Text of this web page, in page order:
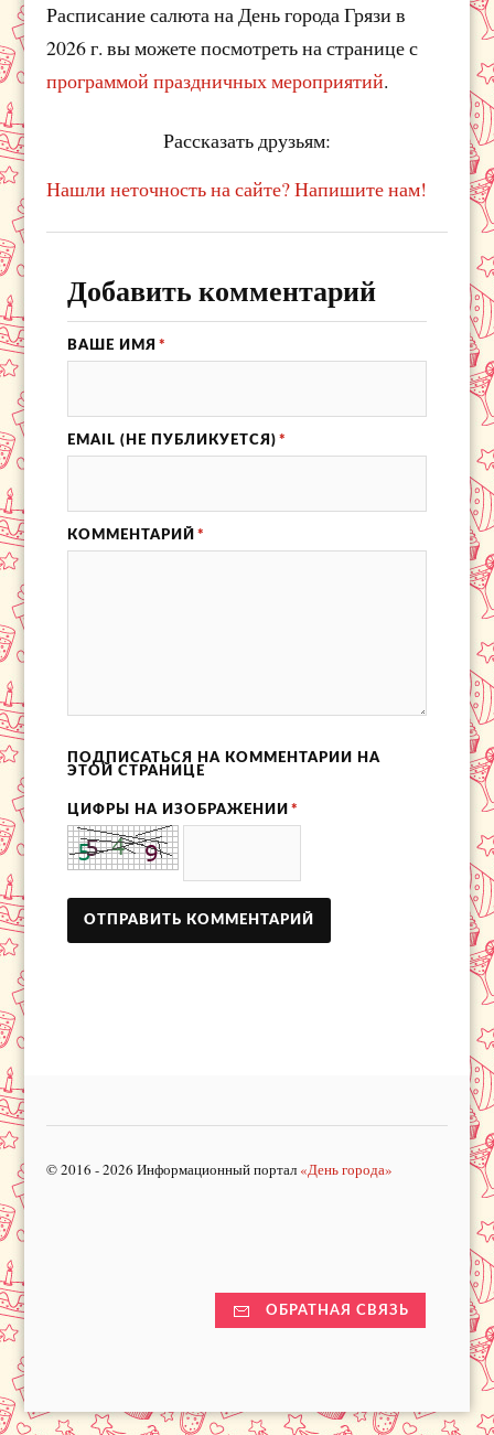
Расписание салюта на День города Грязи в
2026 г. вы можете посмотреть на странице с
программой праздничных мероприятий.
Рассказать друзьям:
Нашли неточность на сайте? Напишите нам!
Добавить комментарий
ВАШЕ ИМЯ *
EMAIL (НЕ ПУБЛИКУЕТСЯ) *
КОММЕНТАРИЙ *
ПОДПИСАТЬСЯ НА КОММЕНТАРИИ НА
ЭТОЙ СТРАНИЦЕ
ЦИФРЫ НА ИЗОБРАЖЕНИИ *
© 2016 - 2026 Информационный портал «День города»
ОБРАТНАЯ СВЯЗЬ